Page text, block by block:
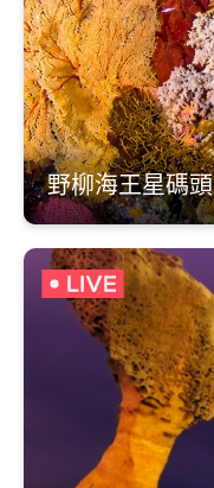
野柳海王星碼頭